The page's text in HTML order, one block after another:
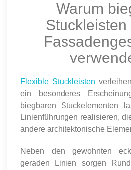
Warum
Stuckleisten
Flexible Stuckleisten
ein besonderes
biegbaren Stuckelementen
Linienführungen realisieren,
andere architektonische
Neben den gewohnten
geraden Linien sorgen